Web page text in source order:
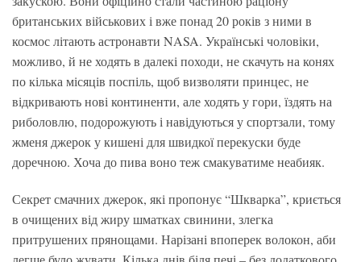
британських військових і вже понад 20 років з ними в
космос літають астронавти NASA. Українські чоловіки,
можливо, й не ходять в далекі походи, не скачуть на конях
по кілька місяців поспіль, щоб визволяти принцес, не
відкривають нові континенти, але ходять у гори, їздять на
риболовлю, подорожують і навідуються у спортзали, тому
жменя джерок у кишені для швидкої перекуски буде
доречною. Хоча до пива воно теж смакуватиме неабияк.
Секрет смачних джерок, які пропонує “Шкварка”, криється
в очищених від жиру шматках свинини, злегка
притрушених прянощами. Нарізані впоперек волокон, аби